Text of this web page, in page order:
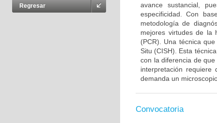
Regresar
avance sustancial,
especificidad. Con
metodología de
mejores virtudes de la
(PCR). Una técnica
Situ (CISH). Esta
con la diferencia de
interpretación requiere
demanda un
Convocatoria